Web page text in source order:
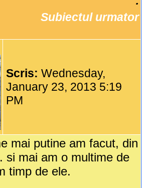
Subiectul urmator
Scris:Wednesday,
January 23, 2013 5:19
PM
mai putine am facut, din
si mai am o multime de
timp de ele.